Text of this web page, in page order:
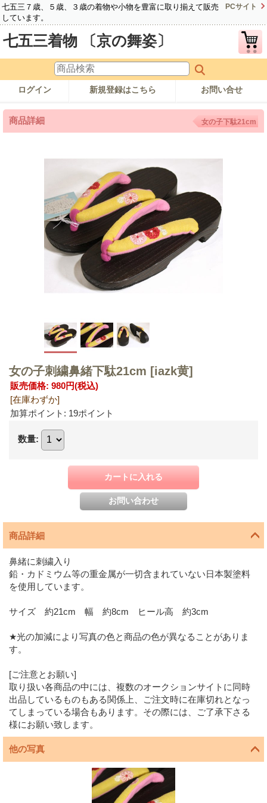
七五三７歳、５歳、３歳の着物や小物を豊富に取り揃えて販売
しています。
PCサイト
七五三着物 〔京の舞姿〕
ログイン 新規登録はこちら お問い合せ
商品詳細 女の子下駄21cm
女の子刺繍鼻緒下駄21cm [iazk黄]
販売価格: 980円(税込)
[在庫わずか]
加算ポイント: 19ポイント
数量:
商品詳細
鼻緒に刺繍入り
鉛・カドミウム等の重金属が一切含まれていない日本製塗料
を使用しています。
サイズ 約21cm 幅 約8cm ヒール高 約3cm
★光の加減により写真の色と商品の色が異なることがありま
す。
[ご注意とお願い]
取り扱い各商品の中には、複数のオークションサイトに同時
出品しているものもある関係上、ご注文時に在庫切れとなっ
てしまっている場合もあります。その際には、ご了承下さる
様にお願い致します。
他の写真